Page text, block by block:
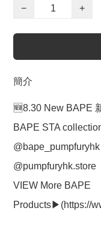
−
+
簡介
🆕8.30 New BAPE
BAPE STA
@bape_pumpfuryhk
@pumpfuryhk.store
VIEW More BAPE
Products▶(https://